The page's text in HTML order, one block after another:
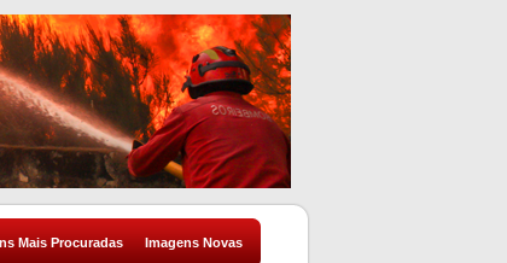
Mais Procuradas Imagens Novas